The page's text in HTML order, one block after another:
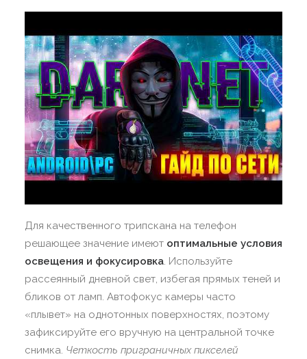
Для качественного трипскана на телефон
решающее значение имеют оптимальные условия
освещения и фокусировка. Используйте
рассеянный дневной свет, избегая прямых теней и
бликов от ламп. Автофокус камеры часто
«плывет» на однотонных поверхностях, поэтому
зафиксируйте его вручную на центральной точке
снимка. Четкость приграничных пикселей